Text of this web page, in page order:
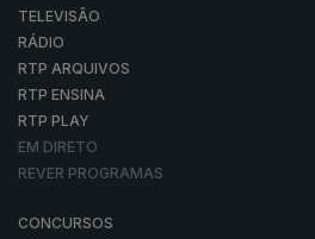
TELEVISÃO
RÁDIO
RTP ARQUIVOS
RTP ENSINA
RTP PLAY
EM DIRETO
REVER PROGRAMAS
CONCURSOS